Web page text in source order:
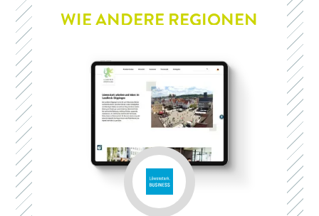
WIE ANDERE REGIONEN